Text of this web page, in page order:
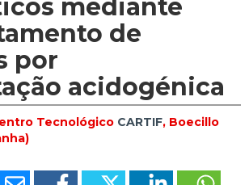
mediante
de
por
acidogénica
Tecnológico CARTIF, Boecillo